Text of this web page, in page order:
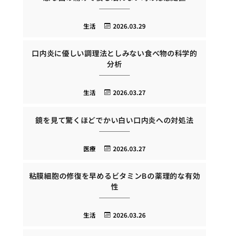
2026.03.29
生活
口内炎に優しい調理法としみない食べ物の科学的
分析
2026.03.27
生活
鏡を見て驚くほどでかい白い口内炎への対処法
2026.03.27
医療
粘膜細胞の修復を早めるビタミンBの薬理的な有効
性
2026.03.26
生活